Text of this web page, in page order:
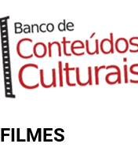
FILMES